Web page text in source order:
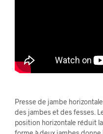
Presse de jambe
des jambes et des fesses.
position horizontale réduit